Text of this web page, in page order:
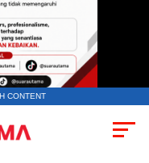
CONTENT